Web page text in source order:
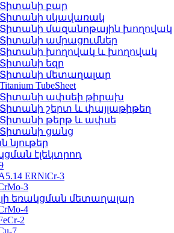
Տիտանի բար
Տիտանի սկավառակ
Տիտանի մազանոթային խողովակ
Տիտանի ամրացումներ
Տիտանի խողովակ և խողովակ
Տիտանի եզր
Տիտանի մետաղալար
Titanium TubeSheet
Տիտանի ափսեի թիրախ
Տիտանի շերտ և փայլաթիթեղ
Տիտանի թերթ և ափսե
Տիտանի ցանց
նյութեր
էլեկտրոդ
ERNiCr-3
3
եռակցման մետաղալար
4
2
7